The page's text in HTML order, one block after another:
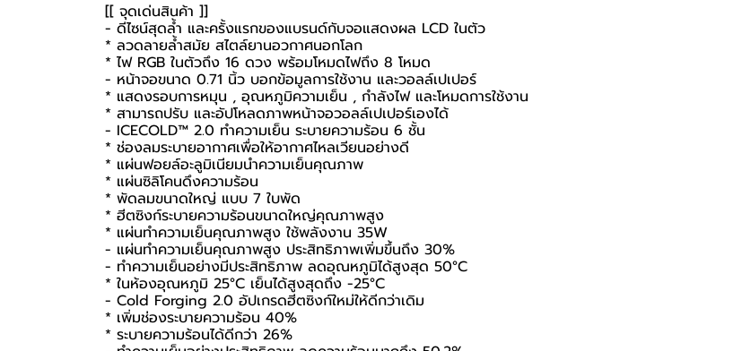
[[ จุดเด่นสินค้า ]]
- ดีไซน์สุดล้ำ และครั้งแรกของแบรนด์กับจอแสดงผล LCD ในตัว
* ลวดลายล้ำสมัย สไตล์ยานอวกาศนอกโลก
* ไฟ RGB ในตัวถึง 16 ดวง พร้อมโหมดไฟถึง 8 โหมด
- หน้าจอขนาด 0.71 นิ้ว บอกข้อมูลการใช้งาน และวอลล์เปเปอร์
* แสดงรอบการหมุน , อุณหภูมิความเย็น , กำลังไฟ และโหมดการใช้งาน
* สามารถปรับ และอัปโหลดภาพหน้าจอวอลล์เปเปอร์เองได้
- ICECOLD™ 2.0 ทำความเย็น ระบายความร้อน 6 ชั้น
* ช่องลมระบายอากาศเพื่อให้อากาศไหลเวียนอย่างดี
* แผ่นฟอยล์อะลูมิเนียมนำความเย็นคุณภาพ
* แผ่นซิลิโคนดึงความร้อน
* พัดลมขนาดใหญ่ แบบ 7 ใบพัด
* ฮีตซิงก์ระบายความร้อนขนาดใหญ่คุณภาพสูง
* แผ่นทำความเย็นคุณภาพสูง ใช้พลังงาน 35W
- แผ่นทำความเย็นคุณภาพสูง ประสิทธิภาพเพิ่มขึ้นถึง 30%
- ทำความเย็นอย่างมีประสิทธิภาพ ลดอุณหภูมิได้สูงสุด 50°C
* ในห้องอุณหภูมิ 25°C เย็นได้สูงสุดถึง -25°C
- Cold Forging 2.0 อัปเกรดฮีตซิงก์ใหม่ให้ดีกว่าเดิม
* เพิ่มช่องระบายความร้อน 40%
* ระบายความร้อนได้ดีกว่า 26%